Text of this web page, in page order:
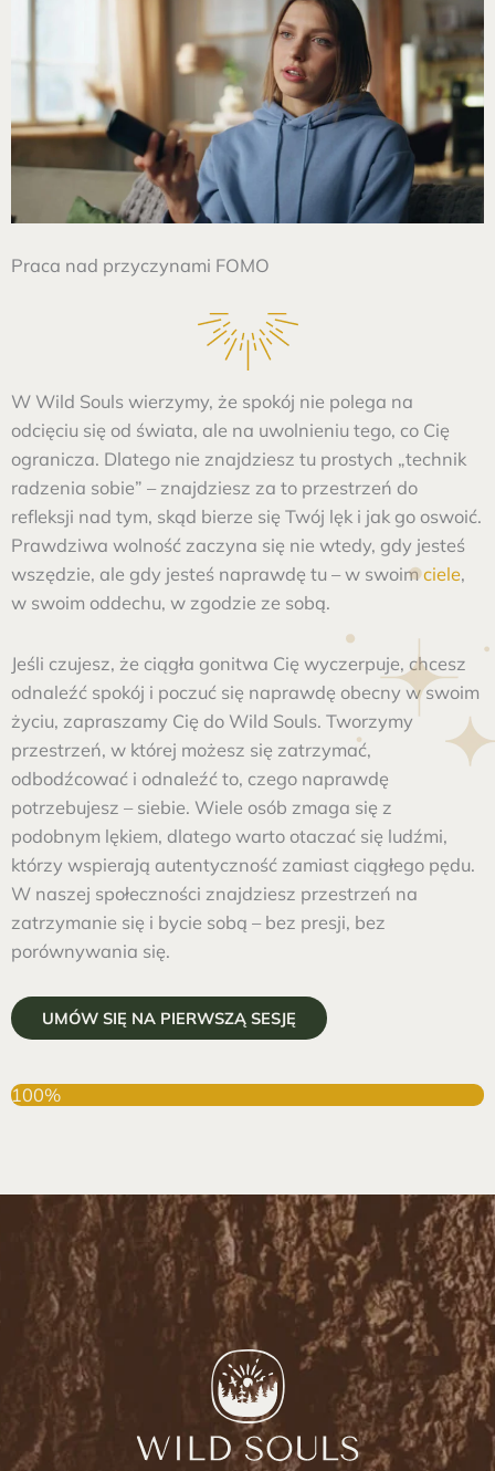
Praca nad przyczynami FOMO
W Wild Souls wierzymy, że spokój nie polega na
odcięciu się od świata, ale na uwolnieniu tego, co Cię
ogranicza. Dlatego nie znajdziesz tu prostych „technik
radzenia sobie” – znajdziesz za to przestrzeń do
refleksji nad tym, skąd bierze się Twój lęk i jak go oswoić.
Prawdziwa wolność zaczyna się nie wtedy, gdy jesteś
wszędzie, ale gdy jesteś naprawdę tu – w swoimciele,
w swoim oddechu, w zgodzie ze sobą.
Jeśli czujesz, że ciągła gonitwa Cię wyczerpuje, chcesz
odnaleźć spokój i poczuć się naprawdę obecny w swoim
życiu, zapraszamy Cię do Wild Souls. Tworzymy
przestrzeń, w której możesz się zatrzymać,
odbodźcować i odnaleźć to, czego naprawdę
potrzebujesz – siebie. Wiele osób zmaga się z
podobnym lękiem, dlatego warto otaczać się ludźmi,
którzy wspierają autentyczność zamiast ciągłego pędu.
W naszej społeczności znajdziesz przestrzeń na
zatrzymanie się i bycie sobą – bez presji, bez
porównywania się.
UMÓW SIĘ NA PIERWSZĄ SESJĘ
100%